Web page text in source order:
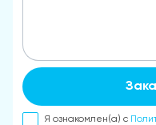
Я ознакомлен(а) с